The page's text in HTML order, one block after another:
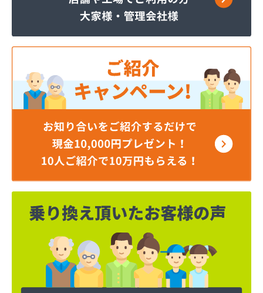
ニイミ産業 四日市支店
ニシウラ
はなや
はりまや商店
フジエイ
ホンダ開発
マエカワ
マサイ燃料
まつべや建材
マルエイ 伊勢・志摩営業所
マルエイ 桑名営業所
マルエイ 四日市支店
マルエイ 津支店
まるに
ミヤマ燃設商会
モリ京